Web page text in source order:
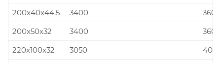
200x40x44,5
3400
200x50x32
3400
220x100x32
3050